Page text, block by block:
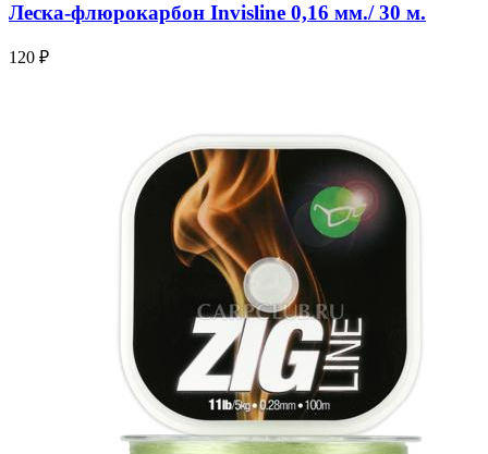
Леска-флюрокарбон Invisline 0,16 мм./ 30 м.
120 ₽